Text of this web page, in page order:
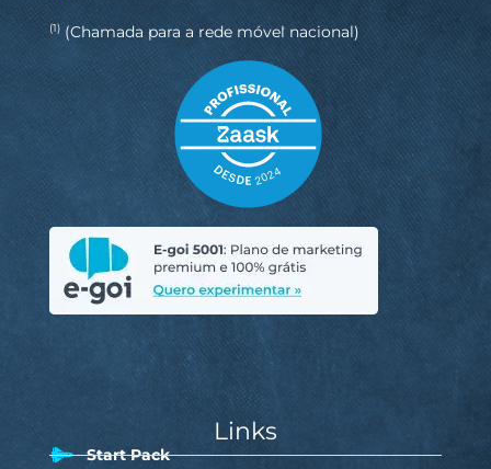
(1)(Chamada para a rede móvel nacional)
Links
Start Pack